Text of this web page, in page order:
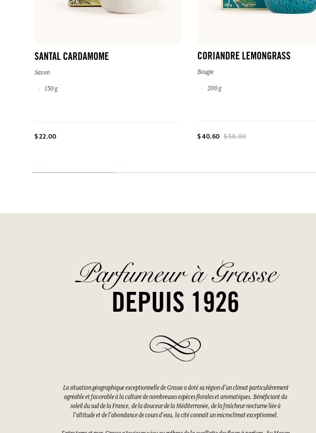
SANTAL CARDAMOME
Savon
150 g
$ 22.00
CORIANDRE LEMONGRASS
Bougie
200 g
$ 40.60 $ 58.00
Parfumeur à Grasse
DEPUIS 1926
La situation géographique exceptionnelle de Grasse a doté sa région d'un climat particulièrement
agréable et favorable à la culture de nombreuses espèces florales et aromatiques. Bénéficiant du
soleil du sud de la France, de la douceur de la Méditerranée, de la fraîcheur nocturne liée à
l'altitude et de l'abondance de cours d'eau, la cité connaît un microclimat exceptionnel.